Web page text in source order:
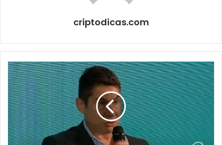
criptodicas.com
Compartilhamento
de
dados
no
Open
Finance
precisa
de